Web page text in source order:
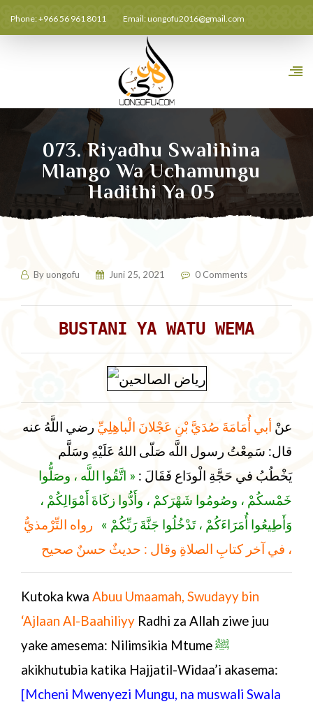
Phone: +966 56 961 8011 Email:uongofu2016@gmail.com
073. Riyadhu Swalihina
Mlango Wa Uchamungu
Hadithi Ya 05
Byuongofu Juni 25, 2021 0 Comments
BUSTANI YA WATU WEMA
عنْ أبي أُمَامَةَ صُدَيَّ بْنِ عَجْلانَ الْباهِلِيِّ رضي اللَّهُ عنه
قال: سَمِعْتُ رسول اللَّه صَلّى اللهُ عَلَيْهِ وسَلَّم
يَخْطُبُ في حَجَّةِ الْودَاع فَقَالَ : « اتَّقُوا اللَّه ، وصَلُّوا
خَمْسكُمْ ، وصُومُوا شَهْرَكمْ ، وأَدُّوا زكَاةَ أَمْوَالِكُمْ ،
وَأَطِيعُوا أُمَرَاءَكُمْ ، تَدْخُلُوا جَنَّةَ رَبِّكُمْ »
رواه التِّرْمذيُّ
، في آخر كتابِ الصلاةِ وقال : حديثٌ حسنٌ صحيح
Kutoka kwa Abuu Umaamah, Swudayy bin
‘Ajlaan Al-Baahiliyy Radhi za Allah ziwe juu
yake amesema: Nilimsikia Mtumeﷺ
akikhutubia katika Hajjatil-Widaa’i akasema:
[Mcheni Mwenyezi Mungu, na muswali Swala